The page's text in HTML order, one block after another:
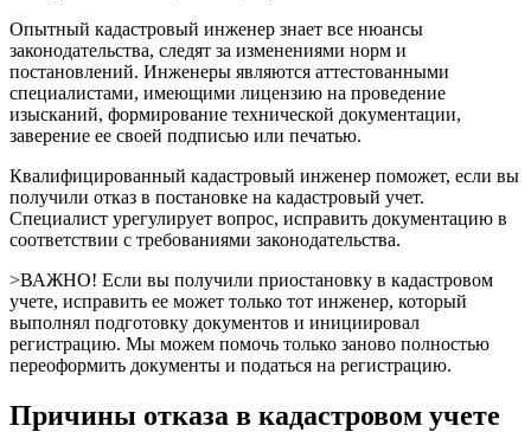
Опытный кадастровый инженер знает все нюансы
законодательства, следят за изменениями норм и
постановлений. Инженеры являются аттестованными
специалистами, имеющими лицензию на проведение
изысканий, формирование технической документации,
заверение ее своей подписью или печатью.
Квалифицированный кадастровый инженер поможет, если вы
получили отказ в постановке на кадастровый учет.
Специалист урегулирует вопрос, исправить документацию в
соответствии с требованиями законодательства.
>ВАЖНО! Если вы получили приостановку в кадастровом
учете, исправить ее может только тот инженер, который
выполнял подготовку документов и инициировал
регистрацию. Мы можем помочь только заново полностью
переоформить документы и податься на регистрацию.
Причины отказа в кадастровом учете